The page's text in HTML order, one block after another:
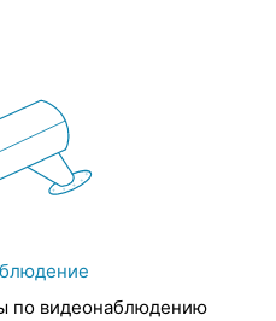
по видеонаблюдению